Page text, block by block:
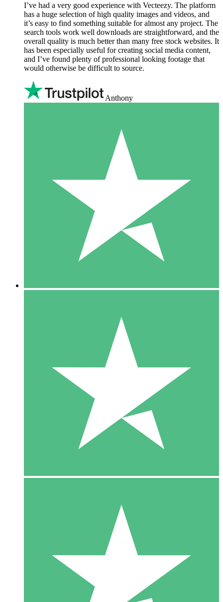
I’ve had a very good experience with Vecteezy. The platform
has a huge selection of high quality images and videos, and
it’s easy to find something suitable for almost any project. The
search tools work well downloads are straightforward, and the
overall quality is much better than many free stock websites. It
has been especially useful for creating social media content,
and I’ve found plenty of professional looking footage that
would otherwise be difficult to source.
Anthony